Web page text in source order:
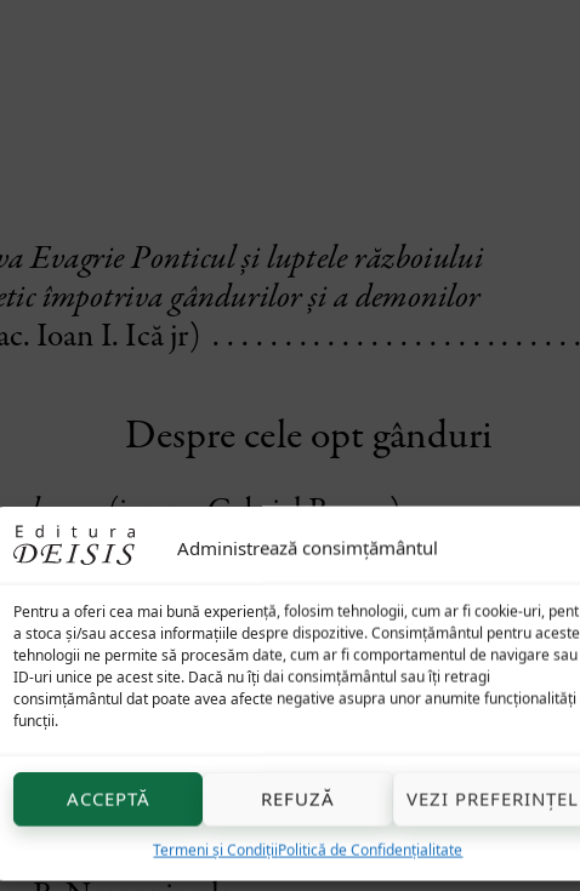
Administrează consimțământul
Pentru a oferi cea mai bună experiență, folosim tehnologii, cum ar fi cookie-uri,
a stoca și/sau accesa informațiile despre dispozitive. Consimțământul pentru aceste
tehnologii ne permite să procesăm date, cum ar fi comportamentul de navigare sau
ID-uri unice pe acest site. Dacă nu îți dai consimțământul sau îți retragi
consimțământul dat poate avea afecte negative asupra unor anumite funcționalități
funcții.
ACCEPTĂ REFUZĂ VEZI
Termeni și CondițiiPolitică de Confidențialitate